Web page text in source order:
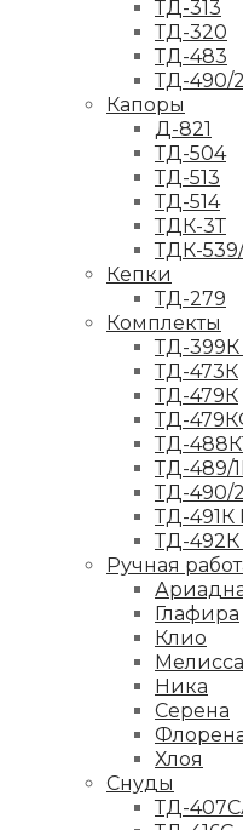
ТД-313
ТД-320
ТД-483
ТД-490/2
Капоры
Д-821
ТД-504
ТД-513
ТД-514
ТДК-3Т
ТДК-
Кепки
ТД-279
Комплекты
ТД-
ТД-473К
ТД-479К
ТД-
ТД-
ТД-489/
ТД-490/
ТД-491К
ТД-
Ручная
Глафира
Клио
Мелисса
Ника
Серена
Хлоя
Снуды
ТД-